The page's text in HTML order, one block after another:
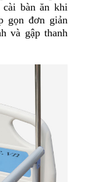
bàn ăn khi
gọn đơn giản
và gập thanh